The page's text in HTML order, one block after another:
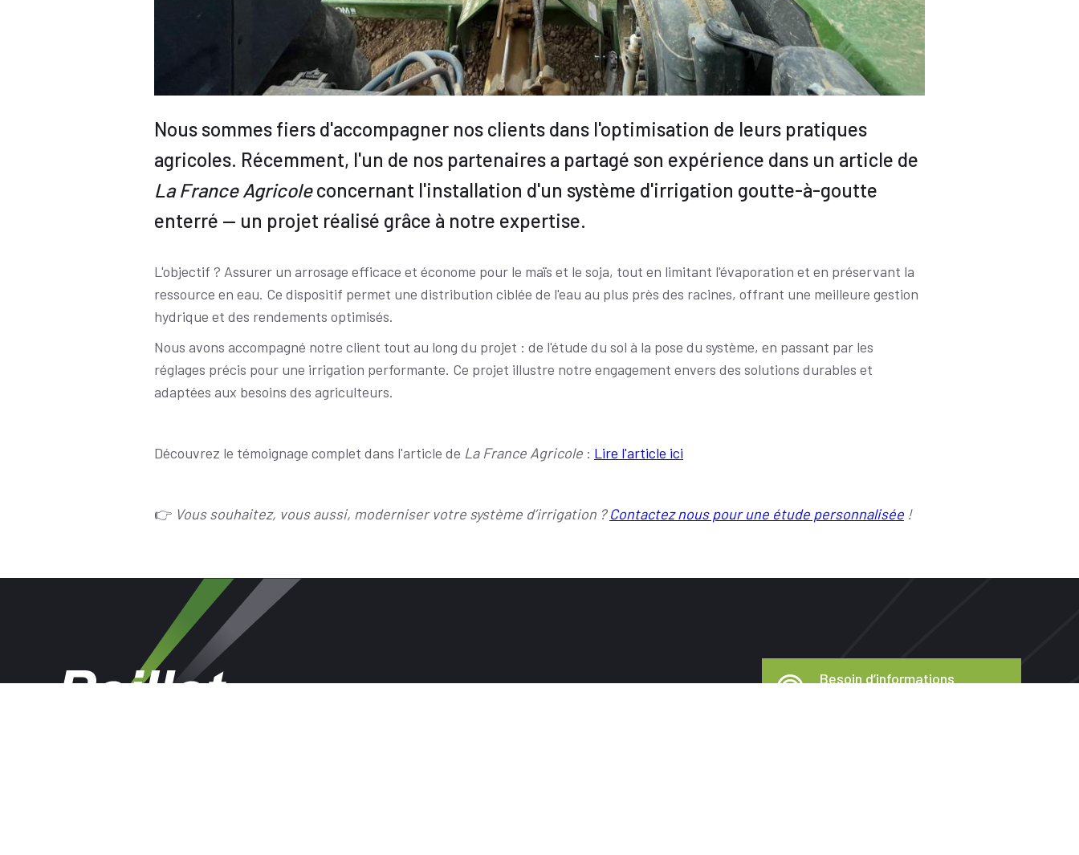
Introduction
Nous sommes fiers d'accompagner nos clients dans l'optimisation de leurs pratiques
agricoles. Récemment, l'un de nos partenaires a partagé son expérience dans un article de
La France Agricoleconcernant l'installation d'un système d'irrigation goutte-à-goutte
enterré — un projet réalisé grâce à notre expertise.
Contenu
de
l'actualité
Paragraphe
de
texte
L'objectif ? Assurer un arrosage efficace et économe pour le maïs et le soja, tout en limitant l'évaporation et en préservant la
ressource en eau. Ce dispositif permet une distribution ciblée de l'eau au plus près des racines, offrant une meilleure gestion
hydrique et des rendements optimisés.
Nous avons accompagné notre client tout au long du projet : de l'étude du sol à la pose du système, en passant par les
réglages précis pour une irrigation performante. Ce projet illustre notre engagement envers des solutions durables et
adaptées aux besoins des agriculteurs.
Découvrez le témoignage complet dans l'article de La France Agricole : Lire l'article ici
👉 Vous souhaitez, vous aussi, moderniser votre système d’irrigation ?Contactez nous pour une étude personnalisée !
Besoin d’informations